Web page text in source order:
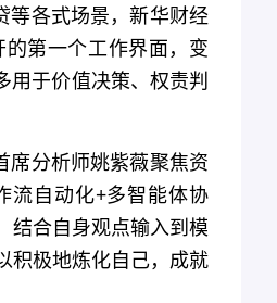
等各式场景，新华财经
第一个工作界面，变
用于价值决策、权责判
席分析师姚紫薇聚焦资
流自动化+多智能体协
结合自身观点输入到模
积极地炼化自己，成就